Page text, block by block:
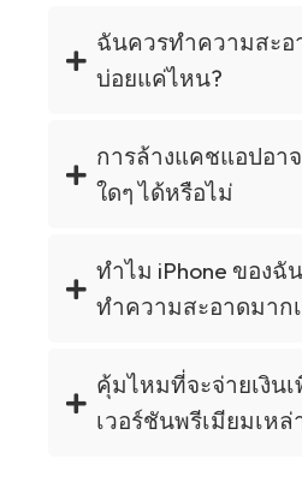
ฉันควรทำความสะ
บ่อยแค่ไหน?
การล้างแคชแอปอา
ใดๆ ได้หรือไม่
ทำไม iPhone ของฉั
ทำความสะอาดมาก
คุ้มไหมที่จะจ่ายเงิน
เวอร์ชันพรีเมียมเหล่